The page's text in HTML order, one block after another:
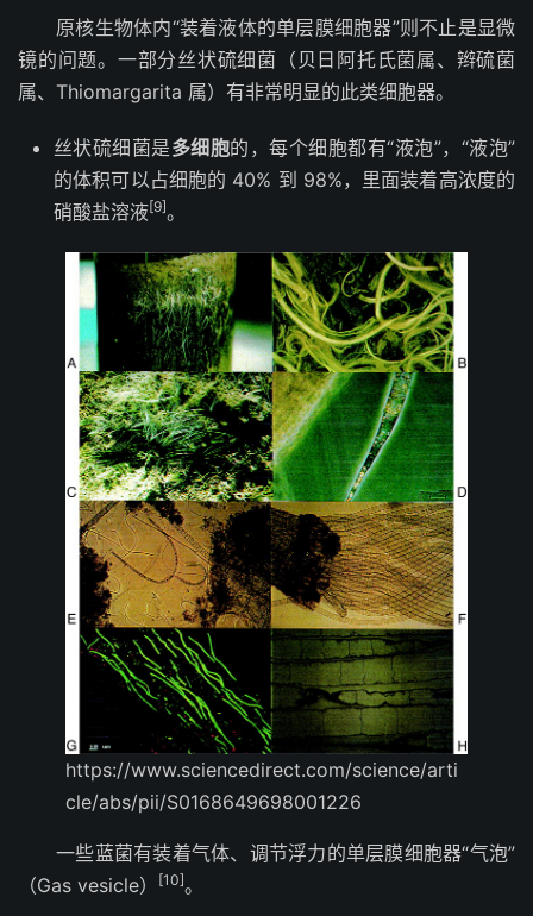
原核生物体内“装着液体的单层膜细胞器”则不止是显微
镜的问题。一部分丝状硫细菌（贝日阿托氏菌属、辫硫菌
属、Thiomargarita 属）有非常明显的此类细胞器。
丝状硫细菌是多细胞的，每个细胞都有“液泡”，“液泡”
的体积可以占细胞的 40% 到 98%，里面装着高浓度的
硝酸盐溶液[9]。
https://www.sciencedirect.com/science/arti
cle/abs/pii/S0168649698001226
一些蓝菌有装着气体、调节浮力的单层膜细胞器“气泡”
（Gas vesicle）
[10]。